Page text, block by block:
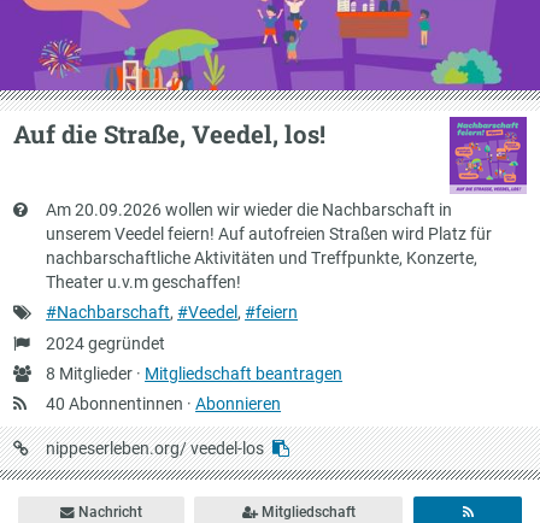
Auf die Straße, Veedel, los!
Kurzbeschreibung
Am 20.09.2026 wollen wir wieder die Nachbarschaft in
unserem Veedel feiern! Auf autofreien Straßen wird Platz für
nachbarschaftliche Aktivitäten und Treffpunkte, Konzerte,
Theater u.v.m geschaffen!
Schlagworte
#Nachbarschaft,#Veedel ,#feiern
Gründung
2024 gegründet
Anzahl
Mitglieder
8 Mitglieder · Mitgliedschaft beantragen
40 Abonnentinnen ·Abonnieren
URL
auf
nippeserleben.org/ veedel-los
Nachricht
Mitgliedschaft